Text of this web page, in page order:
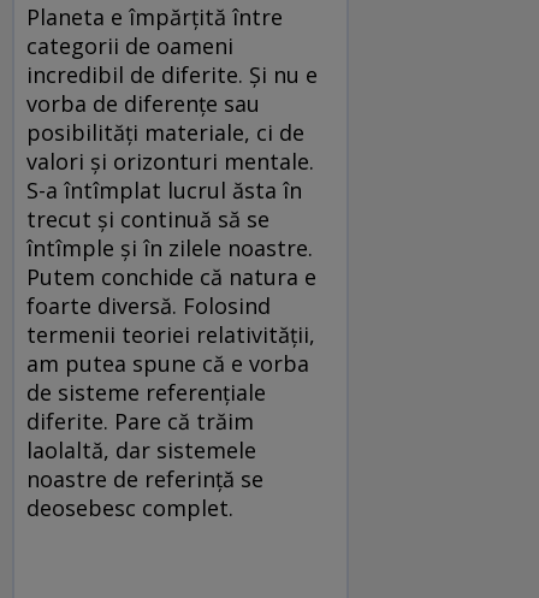
Planeta e împărțită între
categorii de oameni
incredibil de diferite. Și nu e
vorba de diferențe sau
posibilități materiale, ci de
valori și orizonturi mentale.
S-a întîmplat lucrul ăsta în
trecut și continuă să se
întîmple și în zilele noastre.
Putem conchide că natura e
foarte diversă. Folosind
termenii teoriei relativității,
am putea spune că e vorba
de sisteme referențiale
diferite. Pare că trăim
laolaltă, dar sistemele
noastre de referință se
deosebesc complet.